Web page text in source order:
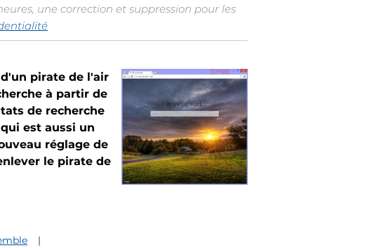
une correction et suppression pour les
pirate de l'air
à partir de
de recherche
est aussi un
réglage de
le pirate de